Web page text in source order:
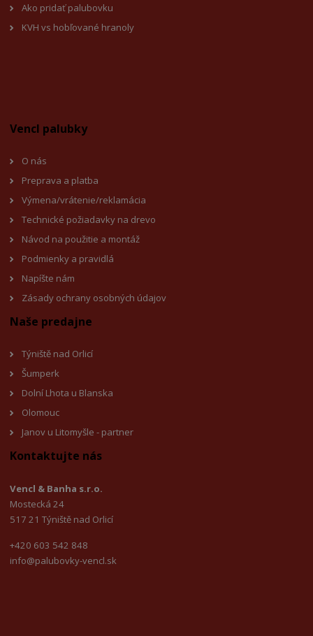
Ako pridať palubovku
KVH vs hobľované hranoly
Vencl palubky
O nás
Preprava a platba
Výmena/vrátenie/reklamácia
Technické požiadavky na drevo
Návod na použitie a montáž
Podmienky a pravidlá
Napíšte nám
Zásady ochrany osobných údajov
Naše predajne
Týniště nad Orlicí
Šumperk
Dolní Lhota u Blanska
Olomouc
Janov u Litomyšle - partner
Kontaktujte nás
Vencl & Banha s.r.o.
Mostecká 24
517 21 Týniště nad Orlicí
+420 603 542 848
info@palubovky-vencl.sk